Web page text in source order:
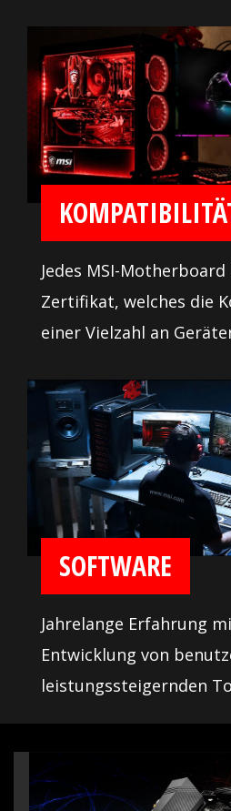
werden viele Tools zur
Systemoptimierung und
angeboten, damit man
aus dem PC holen kann.
der Einbau und die
Motherboards noch nie!
Jedes MSI-
Zertifikat, welches die
einer Vielzahl an
gutplatzierte
Zones, SATA- und USB-
Nutzer nach Belieben
aussuchen können.
eine Liste an
für eine der
Arbeitsspeicher. In
SOFTWARE
Jahrelange Erfahrung
Entwicklung von
leistungssteigernden
und Programme zur
Mithilfe dieser Tools